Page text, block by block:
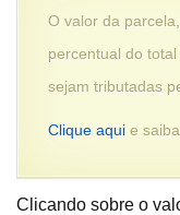
O valor da
percentual do
sejam tributadas
Clique aqui e
Clicando sobre o